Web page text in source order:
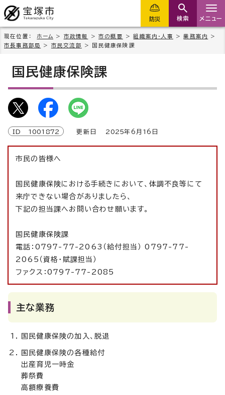
防災 検索 メニュー
現在位置： ホーム > 市政情報 >市の概要 >組織案内・人事 >業務案内
>
市長事務部局
> 市民交流部 > 国民健康保険課
国民健康保険課
ID 1001872 更新日 2025年6月 16 日
市民の皆様へ
国民健康保険における手続きにおいて、体調不良等にて
来庁できない場合がありましたら、
下記の担当課へお問い合わせ願います。
国民健康保険課
電話：0797-77-2063（給付担当） 0797-77-
2065（資格・賦課担当）
ファクス：0797-77-2085
主な業務
国民健康保険の加入、脱退
国民健康保険の各種給付
出産育児一時金
葬祭費
高額療養費